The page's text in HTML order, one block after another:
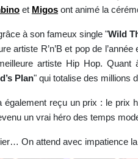
et Migos ont animé la
à son fameux single "Wild
artiste R’n’B et pop de l’année
artiste Hip Hop. Quant
Plan" qui totalise des millions
également reçu un prix : le prix
un vrai héro des temps
On attend avec impatience